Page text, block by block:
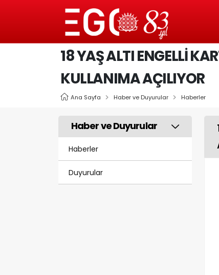
18 YAŞ ALTI ENGELLİ
KULLANIMA AÇILIYOR
Ana Sayfa Haber ve Duyurular Haberler
Haber ve Duyurular
Haberler
Duyurular